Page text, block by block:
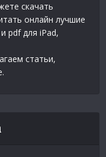
скачать
онлайн лучшие
pdf для iPad,
статьи,